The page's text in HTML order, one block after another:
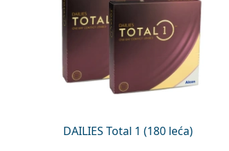
DAILIES Total 1 (180 leća)